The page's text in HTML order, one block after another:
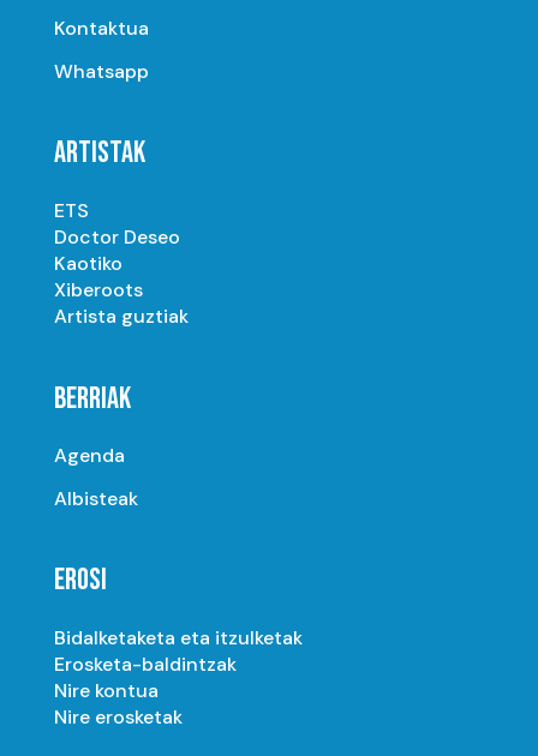
Kontaktua
Whatsapp
ARTISTAK
ETS
Doctor Deseo
Kaotiko
Xiberoots
Artista guztiak
BERRIAK
Agenda
Albisteak
EROSI
Bidalketaketa eta itzulketak
Erosketa-baldintzak
Nire kontua
Nire erosketak